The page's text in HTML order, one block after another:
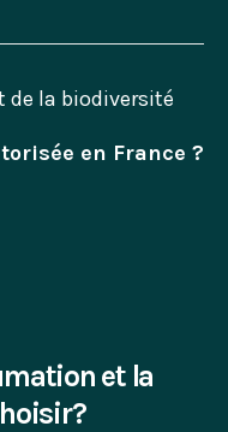
la biodiversité
en France ?
et la